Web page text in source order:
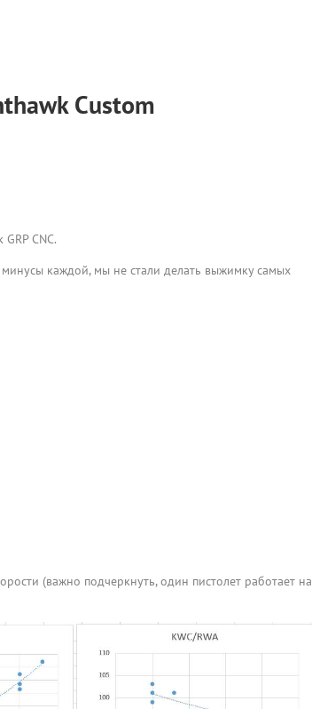
Custom
CNC.
каждой, мы не стали делать выжимку самых
(важно подчеркнуть, один пистолет работает на